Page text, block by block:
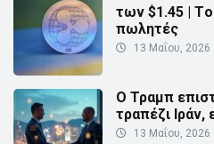
των $1.45 |
πωλητές
13 Μαΐου, 2026
Ο Τραμπ
τραπέζι Ιράν,
13 Μαΐου, 2026